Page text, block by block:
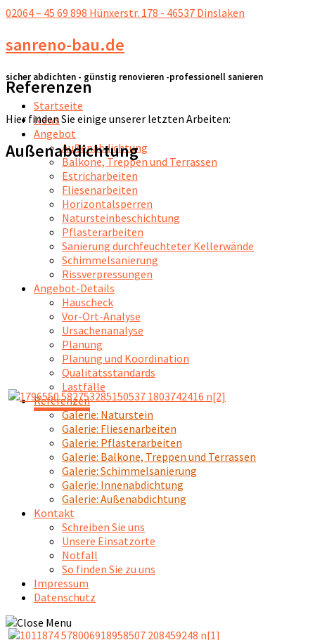
02064 – 45 69 898 Hünxerstr. 178 - 46537 Dinslaken
sanreno-bau.de
sicher abdichten - günstig renovieren -professionell sanieren
Startseite
News
Angebot
Außenabdichtung
Balkone, Treppen und Terrassen
Estricharbeiten
Fliesenarbeiten
Horizontalsperren
Natursteinbeschichtung
Pflasterarbeiten
Sanierung durchfeuchteter Kellerwände
Schimmelsanierung
Rissverpressungen
Angebot-Details
Hauscheck
Vor-Ort-Analyse
Ursachenanalyse
Planung
Planung und Koordination
Qualitätsstandards
Lastfälle
Referenzen
Galerie: Naturstein
Galerie: Fliesenarbeiten
Galerie: Pflasterarbeiten
Galerie: Balkone, Treppen und Terrassen
Galerie: Schimmelsanierung
Galerie: Innenabdichtung
Galerie: Außenabdichtung
Kontakt
Schreiben Sie uns
Unsere Einsatzorte
Notfall
So finden Sie zu uns
Impressum
Datenschutz
Referenzen
Hier finden Sie einige unserer letzten Arbeiten:
Außenabdichtung